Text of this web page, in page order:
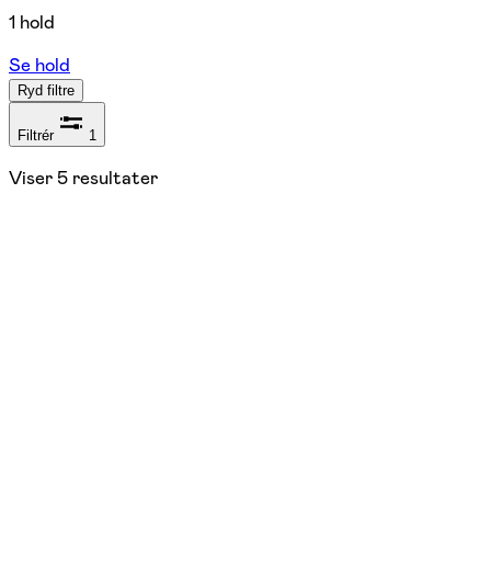
1 hold
Se hold
Ryd filtre
Filtrér 1
Viser 5 resultater